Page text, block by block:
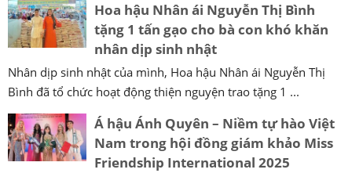
Hoa hậu Nhân ái Nguyễn Thị Bình
tặng 1 tấn gạo cho bà con khó khăn
nhân dịp sinh nhật
Nhân dịp sinh nhật của mình, Hoa hậu Nhân ái Nguyễn Thị
Bình đã tổ chức hoạt động thiện nguyện trao tặng 1 ...
Á hậu Ánh Quyên – Niềm tự hào Việt
Nam trong hội đồng giám khảo Miss
Friendship International 2025